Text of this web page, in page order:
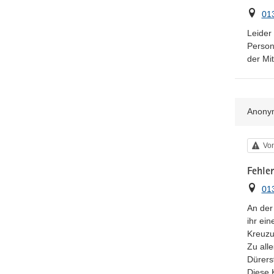
Ort
Leider
der
Ort
An
ihr
Zu